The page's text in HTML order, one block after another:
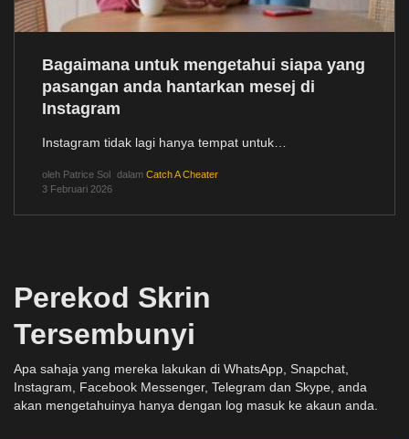
Bagaimana untuk mengetahui siapa yang
pasangan anda hantarkan mesej di
Instagram
Instagram tidak lagi hanya tempat untuk…
oleh Patrice Sol dalam Catch A Cheater
3 Februari 2026
Perekod Skrin
Tersembunyi
Apa sahaja yang mereka lakukan di WhatsApp, Snapchat,
Instagram, Facebook Messenger, Telegram dan Skype, anda
akan mengetahuinya hanya dengan log masuk ke akaun anda.